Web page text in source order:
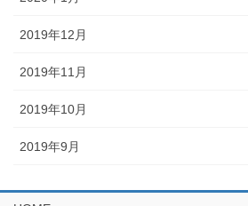
2019年12月
2019年11月
2019年10月
2019年9月